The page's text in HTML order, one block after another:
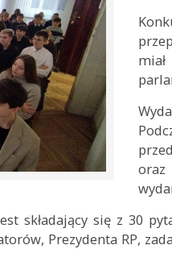
oraz
składający się z 30
Prezydenta RP,